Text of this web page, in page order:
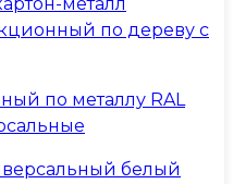
по дереву с
по металлу RAL
белый